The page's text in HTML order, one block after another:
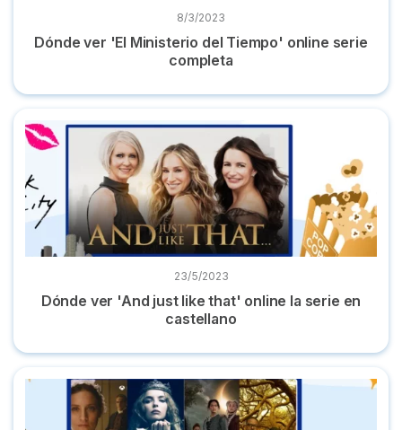
8/3/2023
Dónde ver 'El Ministerio del Tiempo' online serie
completa
Dónde ver 'And just like that' online la serie en castellano
23/5/2023
Dónde ver 'And just like that' online la serie en
castellano
10 Series parecidas a 'Oulander' y dónde verlas online